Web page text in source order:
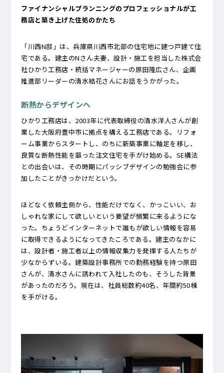
ファイナンシャルプランニングのプロフェッショナルが工
務店と築き上げた住処のかたち
「川西N邸」は、兵庫県川西市北部の住宅地に建つ戸建て住
宅である。建主のNさん夫妻、設計・施工を担当した株式会
社ひかり工務店・統括マネージャーの原田隆広さん、企画
推進部リーダーの清水結花さんにお話をうかがった。
断熱からデザインへ
ひかり工務店は、2003年に代表取締役の清水洋人さんが創
業した大阪府豊中市に拠点を構える工務店である。リフォ
ーム事業からスタートし、のちに新築事業に軸足を移し、
良質な断熱性能を謳った注文住宅を手がけ始める。SE構法
との出会いは、その時期にパッシブデザインの勉強会に参
加したことがきっかけだという。
ほどなく依頼主側から、性能だけでなく、かっこいい、お
しゃれな家にして欲しいという要望が頻繁に来るようにな
った。ちょうどインターネットで誰もが欲しい情報を容易
に取得できるようになってきたころである。建主のなかに
は、設計者・施工者以上の情報収集力を発揮する人たちが
少なからずいる。建築設計事務所での勤務経験を持つ原田
さんが、清水さんに誘われて入社したのも、そうした背景
があったのだろう。現在は、社員総数約40名、年間約50棟
を手がける。